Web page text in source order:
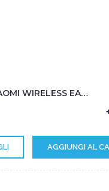
AURICOLARI XIAOMI WIRELESS EARBUDS 2 BASIC BLACK - XIAOMI
AGGIUNGI AL